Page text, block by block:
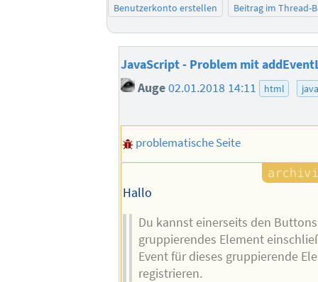
Benutzerkonto erstellen
Beitrag im Thread-
JavaScript - Problem mit
Auge02.01.2018 14:11 html
problematische Seite
Hallo
Du kannst einerseits den
gruppierendes Element
Event für dieses gruppierende
registrieren.